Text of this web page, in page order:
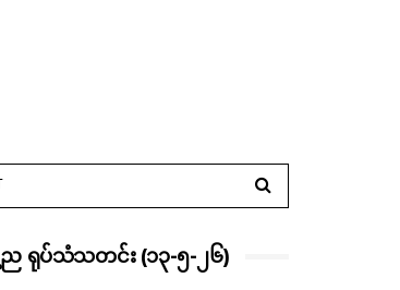
ည ရုပ်သံသတင်း (၁၃-၅-၂၆)